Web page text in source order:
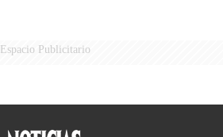
Espacio Publicitario